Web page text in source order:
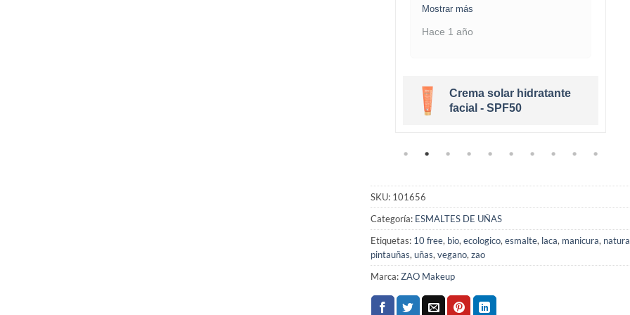
Mostrar más
Hace 1 año
Crema solar hidratante
facial - SPF50
SKU: 101656
Categoría: ESMALTES DE UÑAS
Etiquetas: 10 free, bio, ecologico, esmalte, laca, manicura,
pintauñas, uñas, vegano, zao
Marca:ZAO Makeup